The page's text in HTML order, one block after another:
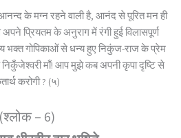
के मग्न रहने वाली है, आनंद से पूरित मन ही
प्रियतम के अनुराग में रंगी हुई विलासपूर्ण
गोपिकाओं से धन्य हुए निकुंज-राज के प्रेम
निकुँजेश्वरी माँ! आप मुझे कब अपनी कृपा दृष्टि से
करोगी ? (५)
(श्लोक – 6)